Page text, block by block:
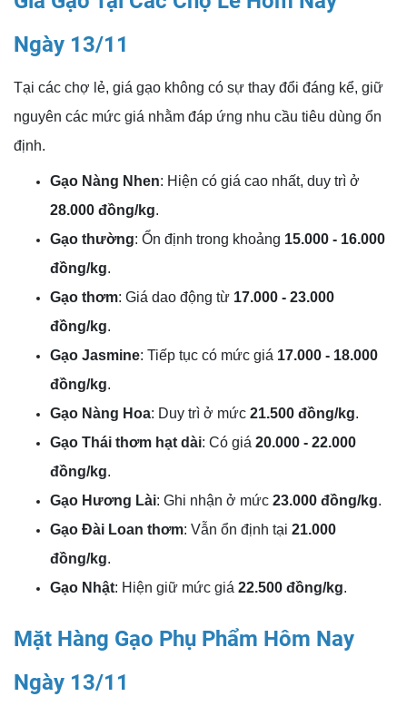
Ngày 13/11
Tại các chợ lẻ, giá gạo không có sự thay đổi đáng kể, giữ
nguyên các mức giá nhằm đáp ứng nhu cầu tiêu dùng ổn
định.
Gạo Nàng Nhen: Hiện có giá cao nhất, duy trì ở
28.000 đồng/kg.
Gạo thường: Ổn định trong khoảng 15.000 - 16.000
đồng/kg.
Gạo thơm: Giá dao động từ 17.000 - 23.000
đồng/kg.
Gạo Jasmine: Tiếp tục có mức giá 17.000 - 18.000
đồng/kg.
Gạo Nàng Hoa: Duy trì ở mức 21.500 đồng/kg.
Gạo Thái thơm hạt dài: Có giá 20.000 - 22.000
đồng/kg.
Gạo Hương Lài: Ghi nhận ở mức 23.000 đồng/kg.
Gạo Đài Loan thơm: Vẫn ổn định tại 21.000
đồng/kg.
Gạo Nhật: Hiện giữ mức giá 22.500 đồng/kg.
Mặt Hàng Gạo Phụ Phẩm Hôm Nay
Ngày 13/11